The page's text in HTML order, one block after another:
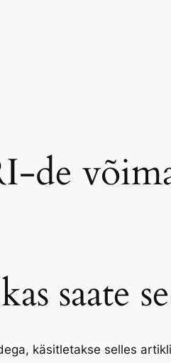
de
saate
käsitletakse selles